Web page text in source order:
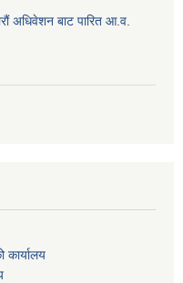
अधिवेशन बाट पारित आ.व.
कार्यालय